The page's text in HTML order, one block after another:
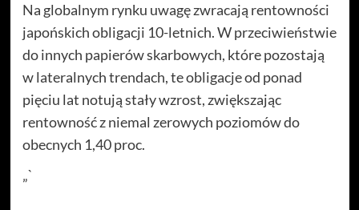
Na globalnym rynku uwagę zwracają rentowności
japońskich obligacji 10-letnich. W przeciwieństwie
do innych papierów skarbowych, które pozostają
w lateralnych trendach, te obligacje od ponad
pięciu lat notują stały wzrost, zwiększając
rentowność z niemal zerowych poziomów do
obecnych 1,40 proc.
„`